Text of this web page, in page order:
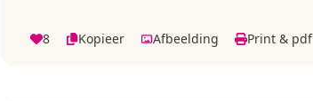
8 Kopieer Afbeelding Print & pdf